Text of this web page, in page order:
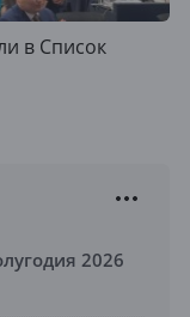
в Список
2026